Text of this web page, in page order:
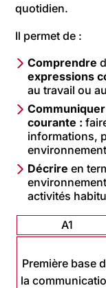
quotidien.
Il permet de :
Comprendre
expressions
au travail ou
Communiquer
courante :
informations,
environnement
Décrire en
activités
A1
Première base
la